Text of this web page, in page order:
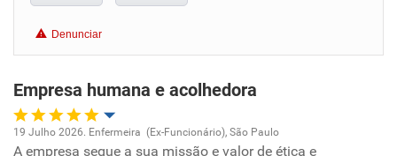
Recomenda a diretoria
Denunciar
Empresa humana e acolhedora
Oportunidade de promoção
19 Julho 2026. Enfermeira (Ex-Funcionário), São Paulo
A empresa segue a sua missão e valor de ética e